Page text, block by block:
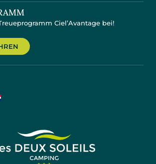
Ciel’Avantage bei!